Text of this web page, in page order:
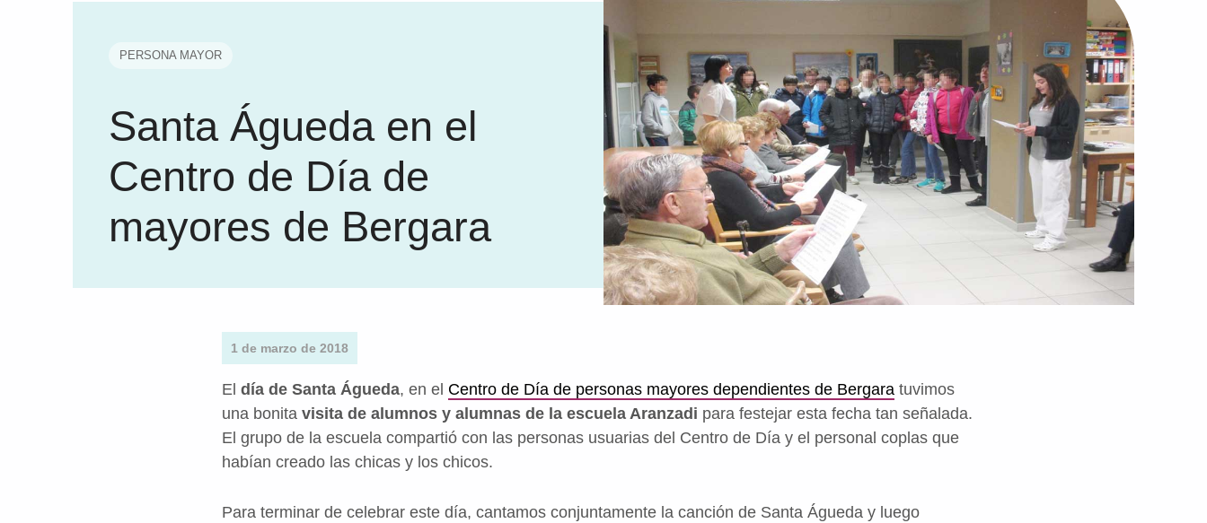
PERSONA MAYOR
Santa Águeda en el
Centro de Día de
mayores de Bergara
1 de marzo de 2018
El día de Santa Águeda, en el Centro de Día de personas mayores dependientes de Bergara tuvimos
una bonita visita de alumnos y alumnas de la escuela Aranzadi para festejar esta fecha tan señalada.
El grupo de la escuela compartió con las personas usuarias del Centro de Día y el personal coplas que
habían creado las chicas y los chicos.
Para terminar de celebrar este día, cantamos conjuntamente la canción de Santa Águeda y luego